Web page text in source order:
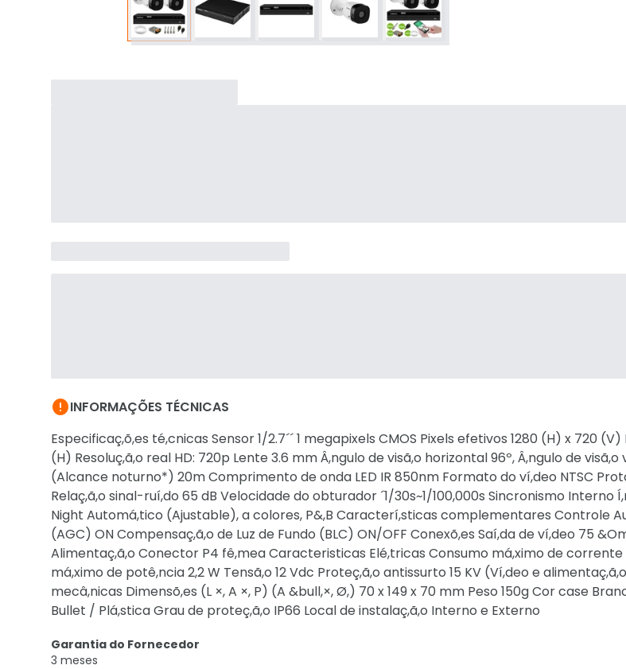
INFORMAÇÕES TÉCNICAS
Especificaç,õ,es té,cnicas Sensor 1/2.7´´ 1 megapixels CMOS Pixels efetivos 1280 (H) x 720
(H) Resoluç,ã,o real HD: 720p Lente 3.6 mm Â,ngulo de visã,o horizontal 96º, Â,ngulo de visã,o
(Alcance noturno*) 20m Comprimento de onda LED IR 850nm Formato do ví,deo NTSC
Relaç,ã,o sinal-ruí,do 65 dB Velocidade do obturador ´1/30s~1/100,000s Sincronismo Interno
Night Automá,tico (Ajustable), a colores, P&,B Caracterí,sticas complementares Controle
(AGC) ON Compensaç,ã,o de Luz de Fundo (BLC) ON/OFF Conexõ,es Saí,da de ví,deo 75
Alimentaç,ã,o Conector P4 fê,mea Caracteristicas Elé,tricas Consumo má,ximo de corrente
má,ximo de potê,ncia 2,2 W Tensã,o 12 Vdc Proteç,ã,o antissurto 15 KV (Ví,deo e
mecâ,nicas Dimensõ,es (L ×, A ×, P) (A &bull,×, Ø,) 70 x 149 x 70 mm Peso 150g Cor case
Bullet / Plá,stica Grau de proteç,ã,o IP66 Local de instalaç,ã,o Interno e Externo
Garantia do Fornecedor
3 meses